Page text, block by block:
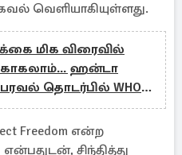
வெளியாகியுள்ளது.
மிக விரைவில்
ஹன்டா
தொடர்பில் WHO
Freedom என்ற
சிந்தித்து